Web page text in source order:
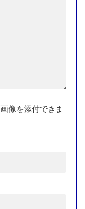
画像を添付できま